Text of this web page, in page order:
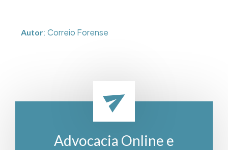
Autor: Correio Forense
Advocacia Online e